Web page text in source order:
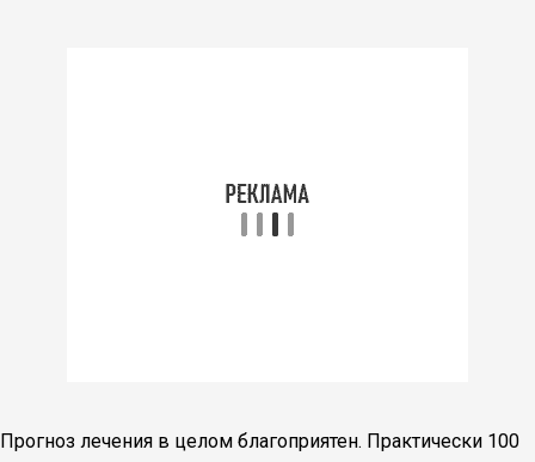
Прогноз лечения в целом благоприятен. Практически 100